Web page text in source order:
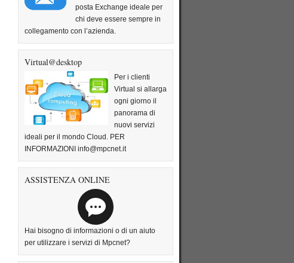
posta Exchange ideale per
chi deve essere sempre in
collegamento con l’azienda.
Virtual@desktop
Per i clienti
Virtual si allarga
ogni giorno il
panorama di
nuovi servizi
ideali per il mondo Cloud. PER
INFORMAZIONI info@mpcnet.it
ASSISTENZA ONLINE
Hai bisogno di informazioni o di un aiuto
per utilizzare i servizi di Mpcnet?